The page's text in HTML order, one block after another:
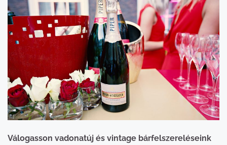
Válogasson vadonatúj és vintage bárfelszereléseink